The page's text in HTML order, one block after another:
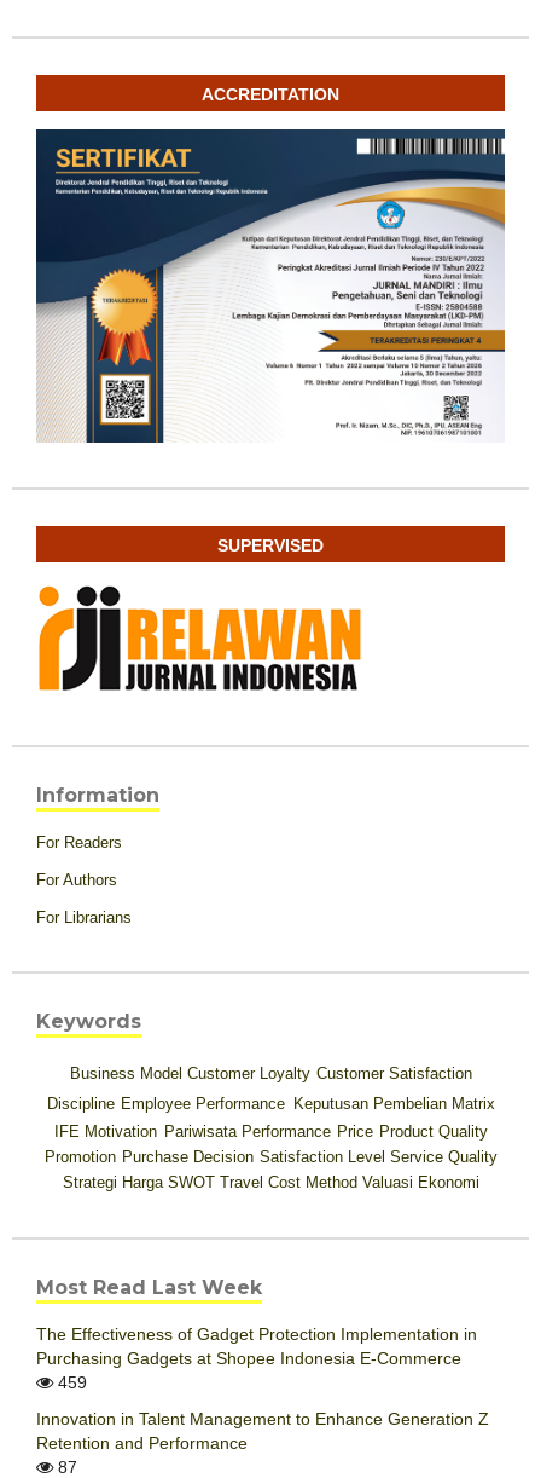
ACCREDITATION
SUPERVISED
Information
For Readers
For Authors
For Librarians
Keywords
Business Model Customer Loyalty Customer Satisfaction
Discipline Employee Performance Keputusan Pembelian Matrix
IFE Motivation Pariwisata Performance Price Product Quality
Promotion Purchase Decision Satisfaction Level Service Quality
Strategi Harga SWOT Travel Cost Method Valuasi Ekonomi
Most Read Last Week
The Effectiveness of Gadget Protection Implementation in
Purchasing Gadgets at Shopee Indonesia E-Commerce
459
Innovation in Talent Management to Enhance Generation Z
Retention and Performance
87